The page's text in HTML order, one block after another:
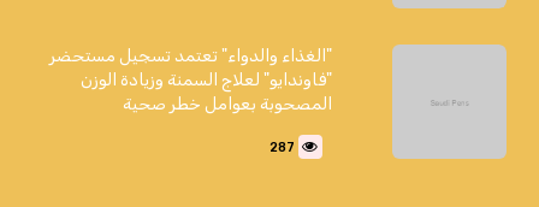
"الغذاء والدواء" تعتمد تسجيل مستحضر
"فاوندايو" لعلاج السمنة وزيادة الوزن
المصحوبة بعوامل خطر صحية
287